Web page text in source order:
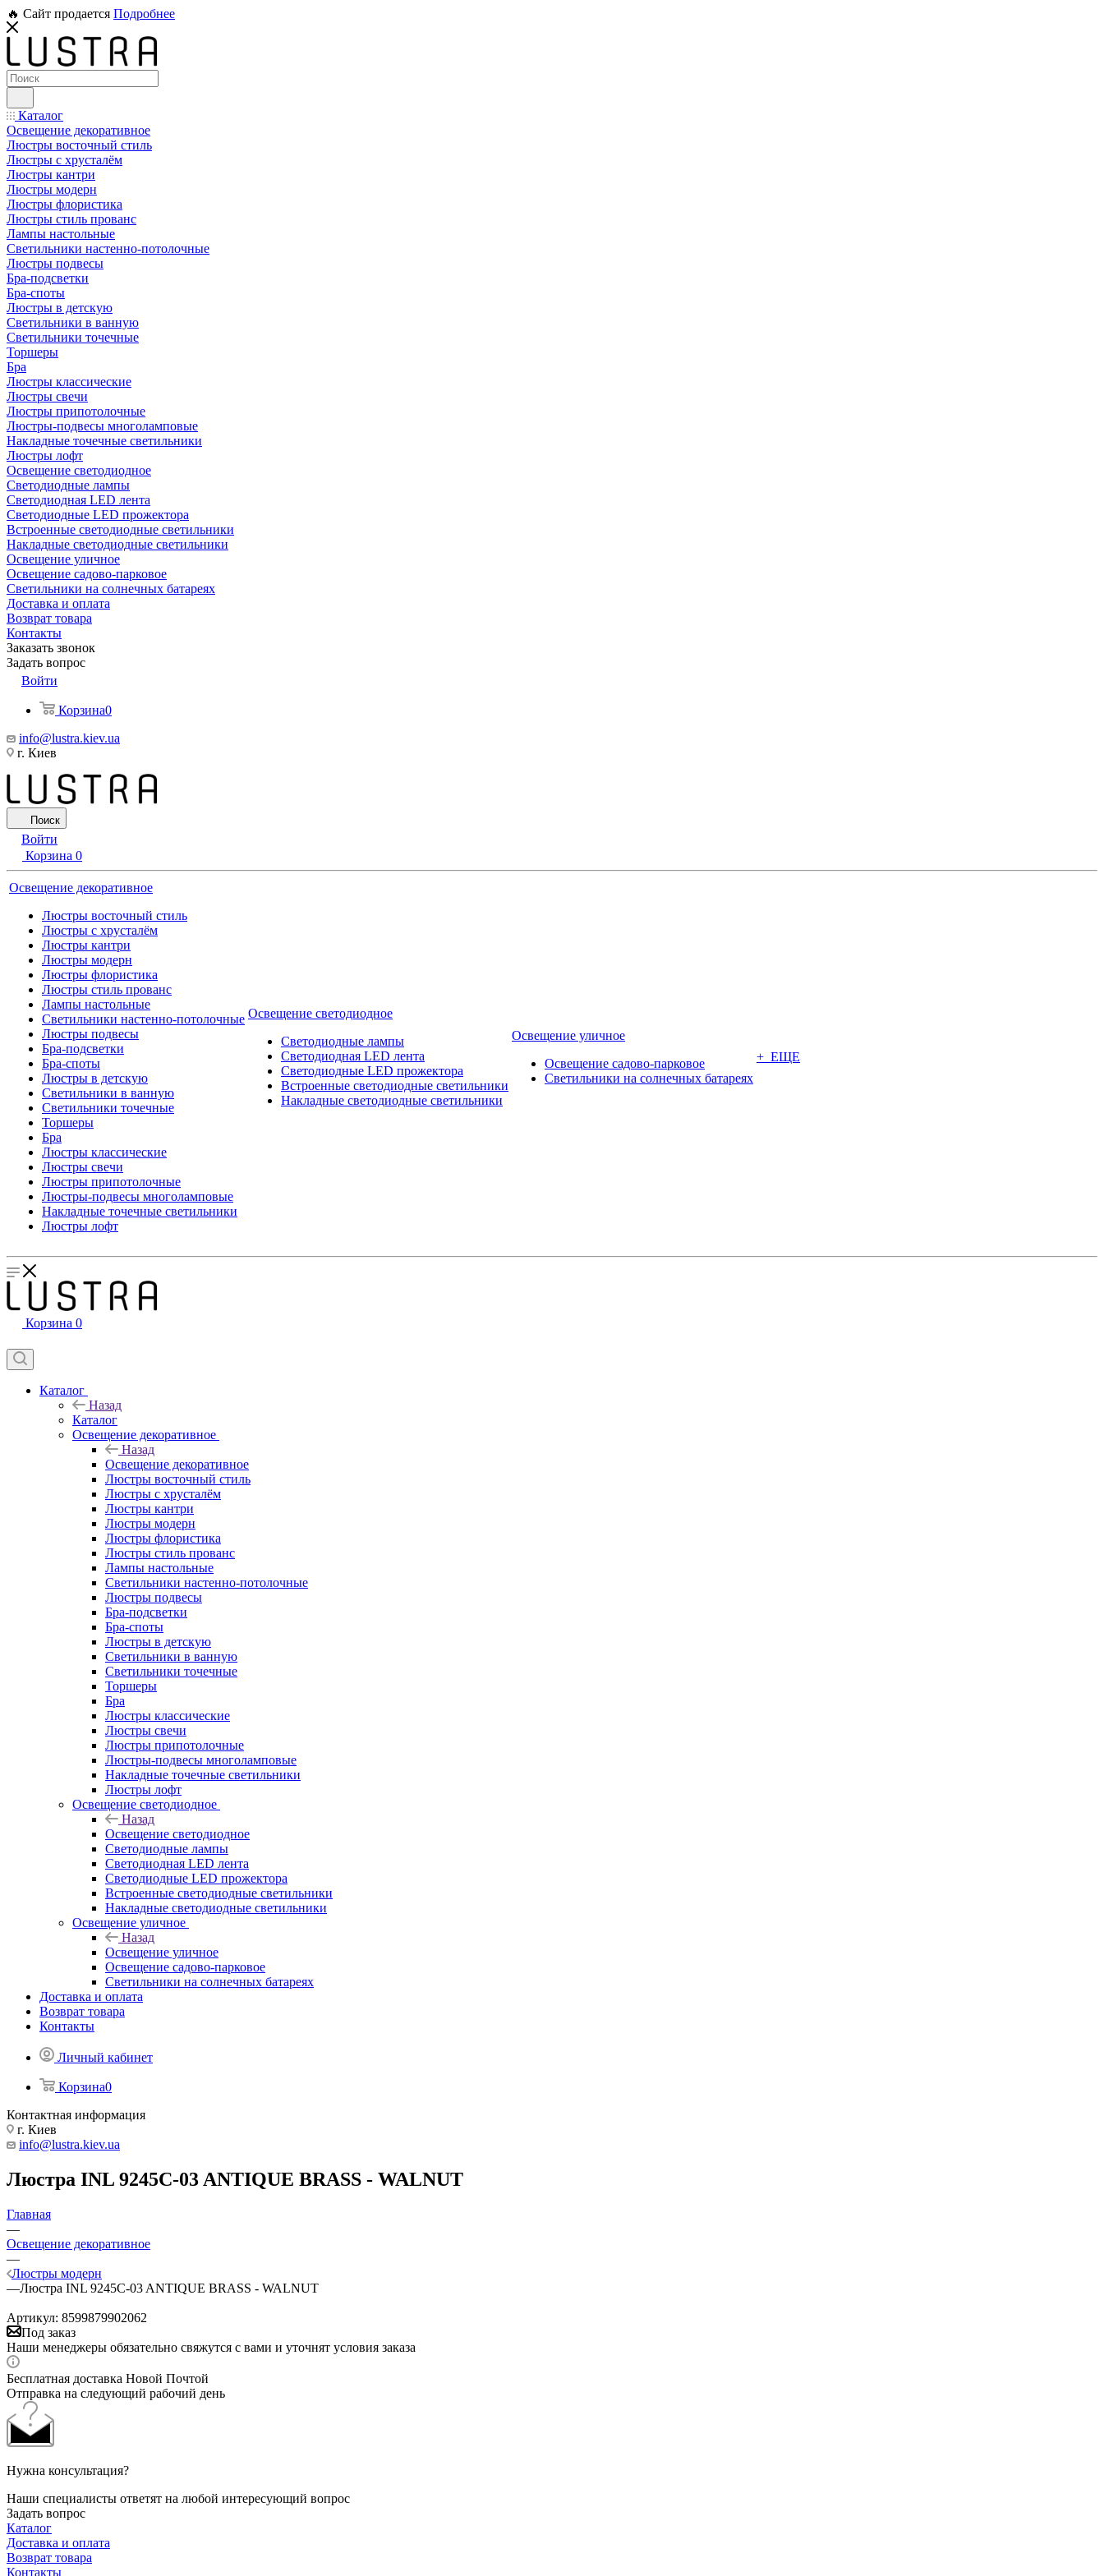
🔥 Сайт продается Подробнее
Каталог
Освещение декоративное
Люстры восточный стиль
Люстры с хрусталём
Люстры кантри
Люстры модерн
Люстры флористика
Люстры стиль прованс
Лампы настольные
Светильники настенно-потолочные
Люстры подвесы
Бра-подсветки
Бра-споты
Люстры в детскую
Светильники в ванную
Светильники точечные
Торшеры
Бра
Люстры классические
Люстры свечи
Люстры припотолочные
Люстры-подвесы многоламповые
Накладные точечные светильники
Люстры лофт
Освещение светодиодное
Светодиодные лампы
Светодиодная LED лента
Светодиодные LED прожектора
Встроенные светодиодные светильники
Накладные светодиодные светильники
Освещение уличное
Освещение садово-парковое
Светильники на солнечных батареях
Доставка и оплата
Возврат товара
Контакты
Заказать звонок
Задать вопрос
Войти
Корзина0
info@lustra.kiev.ua
г. Киев
Поиск
Войти
Корзина 0
Освещение декоративное
Люстры восточный стиль
Люстры с хрусталём
Люстры кантри
Люстры модерн
Люстры флористика
Люстры стиль прованс
Лампы настольные
Светильники настенно-потолочные
Люстры подвесы
Бра-подсветки
Бра-споты
Люстры в детскую
Светильники в ванную
Светильники точечные
Торшеры
Бра
Люстры классические
Люстры свечи
Люстры припотолочные
Люстры-подвесы многоламповые
Накладные точечные светильники
Люстры лофт
Освещение светодиодное
Светодиодные лампы
Светодиодная LED лента
Светодиодные LED прожектора
Встроенные светодиодные светильники
Накладные светодиодные светильники
Освещение уличное
Освещение садово-парковое
Светильники на солнечных батареях
+ ЕЩЕ
Корзина 0
Каталог
Назад
Каталог
Освещение декоративное
Назад
Освещение декоративное
Люстры восточный стиль
Люстры с хрусталём
Люстры кантри
Люстры модерн
Люстры флористика
Люстры стиль прованс
Лампы настольные
Светильники настенно-потолочные
Люстры подвесы
Бра-подсветки
Бра-споты
Люстры в детскую
Светильники в ванную
Светильники точечные
Торшеры
Бра
Люстры классические
Люстры свечи
Люстры припотолочные
Люстры-подвесы многоламповые
Накладные точечные светильники
Люстры лофт
Освещение светодиодное
Назад
Освещение светодиодное
Светодиодные лампы
Светодиодная LED лента
Светодиодные LED прожектора
Встроенные светодиодные светильники
Накладные светодиодные светильники
Освещение уличное
Назад
Освещение уличное
Освещение садово-парковое
Светильники на солнечных батареях
Доставка и оплата
Возврат товара
Контакты
Личный кабинет
Корзина0
Контактная информация
г. Киев
info@lustra.kiev.ua
Люстра INL 9245C-03 ANTIQUE BRASS - WALNUT
Главная
—
Освещение декоративное
—
Люстры модерн
—Люстра INL 9245C-03 ANTIQUE BRASS - WALNUT
Артикул: 8599879902062
Под заказ
Наши менеджеры обязательно свяжутся с вами и уточнят условия заказа
Бесплатная доставка Новой Почтой
Отправка на следующий рабочий день
Нужна консультация?
Наши специалисты ответят на любой интересующий вопрос
Задать вопрос
Каталог
Доставка и оплата
Возврат товара
Контакты